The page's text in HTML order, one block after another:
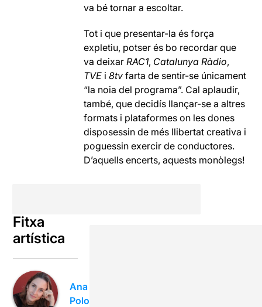
va bé tornar a escoltar.
Tot i que presentar-la és força
expletiu, potser és bo recordar que
va deixarRAC1, Catalunya Ràdio,
TVE i8tv farta de sentir-se únicament
“la noia del programa”. Cal aplaudir,
també, que decidís llançar-se a altres
formats i plataformes on les dones
disposessin de més llibertat creativa i
poguessin exercir de conductores.
D’aquells encerts, aquests monòlegs!
Fitxa
artística
Ana
Polo